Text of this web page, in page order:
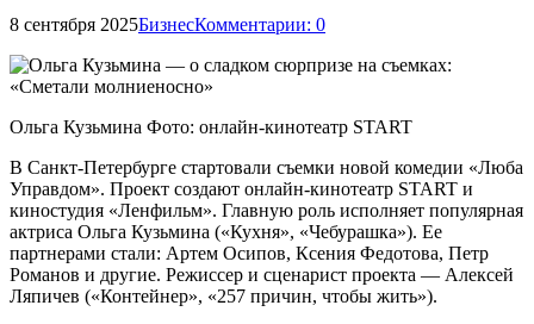
8 сентября 2025БизнесКомментарии: 0
Ольга Кузьмина Фото: онлайн-кинотеатр START
В Санкт-Петербурге стартовали съемки новой комедии «Люба
Управдом». Проект создают онлайн-кинотеатр START и
киностудия «Ленфильм». Главную роль исполняет популярная
актриса Ольга Кузьмина («Кухня», «Чебурашка»). Ее
партнерами стали: Артем Осипов, Ксения Федотова, Петр
Романов и другие. Режиссер и сценарист проекта — Алексей
Ляпичев («Контейнер», «257 причин, чтобы жить»).